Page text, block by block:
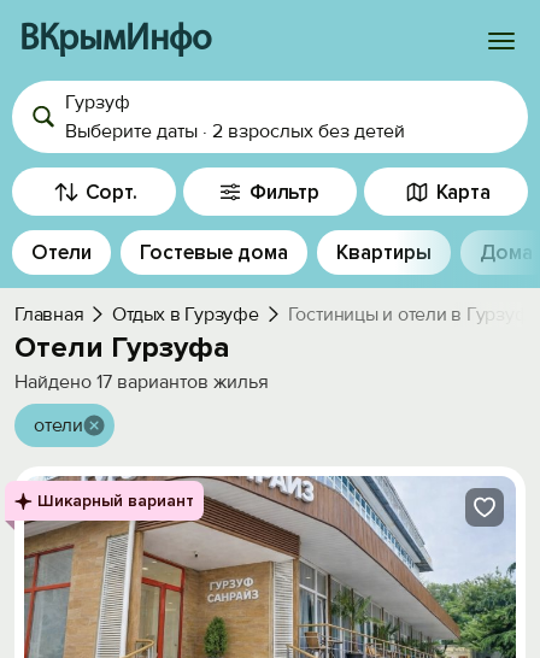
ВКрымИнфо
Войти
Избранное
История просмотра
Добавить свой объект
Гурзуф
Выберите даты · 2 взрослых без детей
Сорт. Фильтр Карта
Отели Гостевые дома Квартиры Дома
Главная Отдых в Гурзуфе Гостиницы и отели в Гурзуфе
Отели Гурзуфа
Найдено 17 вариантов жилья
отели
Шикарный вариант